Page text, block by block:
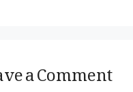
a Comment